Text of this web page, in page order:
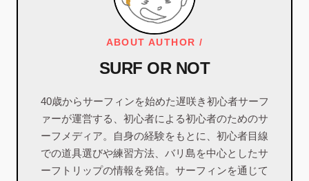
ABOUT AUTHOR /
SURF OR NOT
40歳からサーフィンを始めた遅咲き初心者サーフ
ァーが運営する、初心者による初心者のためのサ
ーフメディア。自身の経験をもとに、初心者目線
での道具選びや練習方法、バリ島を中心としたサ
ーフトリップの情報を発信。サーフィンを通じて